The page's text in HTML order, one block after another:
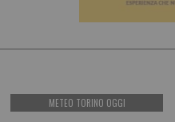
METEO TORINO OGGI